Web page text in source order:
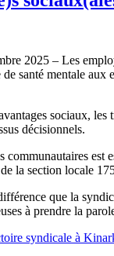
2025 – Les
santé mentale
sociaux,
décisionnels.
communautaires est
la section locale
que la
à prendre la
syndicale à